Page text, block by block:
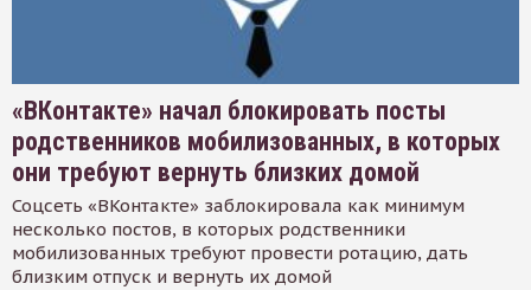
«ВКонтакте» начал блокировать посты
родственников мобилизованных, в которых
они требуют вернуть близких домой
Соцсеть «ВКонтакте» заблокировала как минимум
несколько постов, в которых родственники
мобилизованных требуют провести ротацию, дать
близким отпуск и вернуть их домой